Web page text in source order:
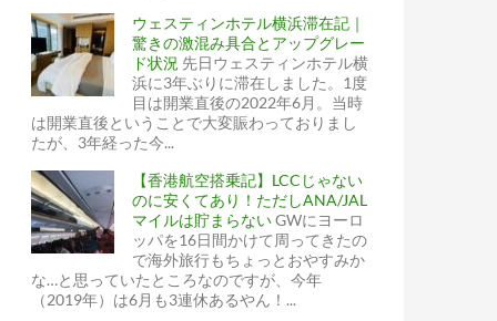
ウェスティンホテル横浜滞在記｜
驚きの激混み具合とアップグレー
ド状況 先日ウェスティンホテル横
浜に3年ぶりに滞在しました。1度
目は開業直後の2022年6月。当時
は開業直後ということで大変賑わっておりまし
たが、3年経った今...
【香港航空搭乗記】LCCじゃない
のに安くてあり！ただしANA/JAL
マイルは貯まらないGWにヨーロ
ッパを16日間かけて周ってきたの
で海外旅行もちょっとおやすみか
な…と思っていたところなのですが、今年
（2019年）は6月も3連休あるやん！...